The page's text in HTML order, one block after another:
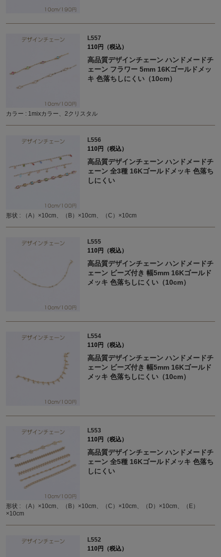
L557
110円（税込）
高品質デザインチェーン ハンドメードチ
ェーン フラワー 5mm 16Kゴールドメッ
キ 色落ちしにくい（10cm）
カラー : 1mixカラー、2クリスタル
L556
110円（税込）
高品質デザインチェーン ハンドメードチ
ェーン 全3種 16Kゴールドメッキ 色落ち
しにくい
形状 : （A）×10cm、（B）×10cm、（C）×10cm
L555
110円（税込）
高品質デザインチェーン ハンドメードチ
ェーン ビーズ付き 幅5mm 16Kゴールド
メッキ 色落ちしにくい（10cm）
L554
110円（税込）
高品質デザインチェーン ハンドメードチ
ェーン ビーズ付き 幅5mm 16Kゴールド
メッキ 色落ちしにくい（10cm）
L553
110円（税込）
高品質デザインチェーン ハンドメードチ
ェーン 全5種 16Kゴールドメッキ 色落ち
しにくい
形状 : （A）×10cm、（B）×10cm、（C）×10cm、（D）×10cm、（E）
×10cm
L552
110円（税込）